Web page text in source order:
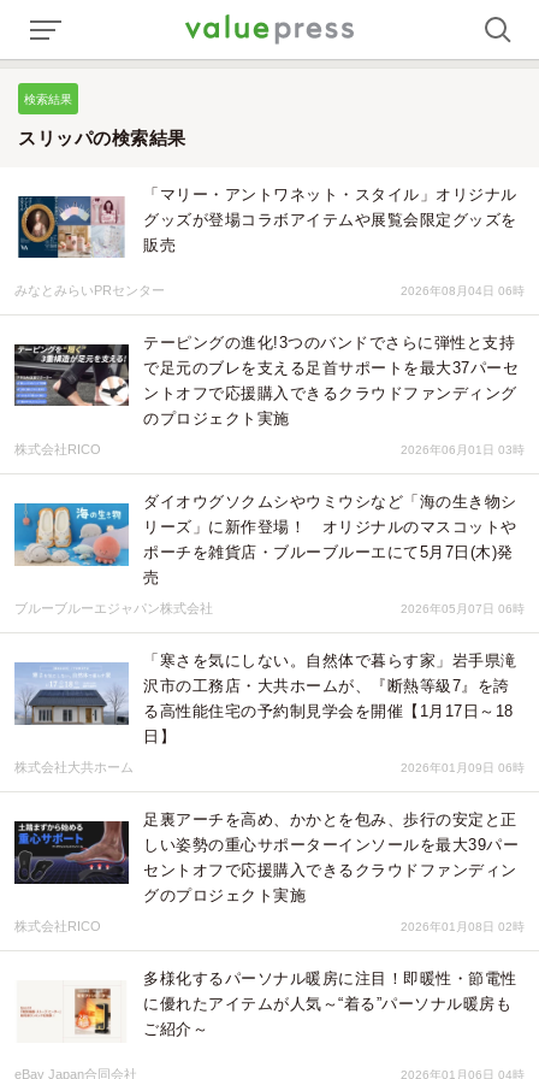
検索結果
スリッパの検索結果
「マリー・アントワネット・スタイル」オリジナル
グッズが登場コラボアイテムや展覧会限定グッズを
販売
みなとみらいPRセンター 2026年08月04日 06時
テーピングの進化!3つのバンドでさらに弾性と支持
で足元のブレを支える足首サポートを最大37パーセ
ントオフで応援購入できるクラウドファンディング
のプロジェクト実施
株式会社RICO 2026年06月01日 03時
ダイオウグソクムシやウミウシなど「海の生き物シ
リーズ」に新作登場！ オリジナルのマスコットや
ポーチを雑貨店・ブルーブルーエにて5月7日(木)発
売
ブルーブルーエジャパン株式会社 2026年05月07日 06時
「寒さを気にしない。自然体で暮らす家」岩手県滝
沢市の工務店・大共ホームが、『断熱等級7』を誇
る高性能住宅の予約制見学会を開催【1月17日～18
日】
株式会社大共ホーム 2026年01月09日 06時
足裏アーチを高め、かかとを包み、歩行の安定と正
しい姿勢の重心サポーターインソールを最大39パー
セントオフで応援購入できるクラウドファンディン
グのプロジェクト実施
株式会社RICO 2026年01月08日 02時
多様化するパーソナル暖房に注目！即暖性・節電性
に優れたアイテムが人気～“着る”パーソナル暖房も
ご紹介～
eBay Japan合同会社 2026年01月06日 04時